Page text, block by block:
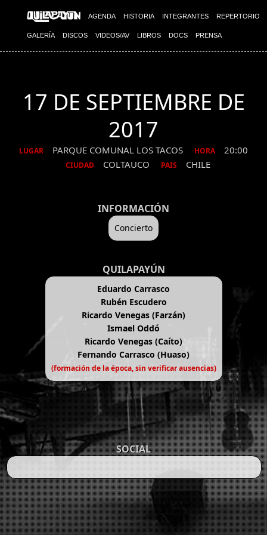
AGENDA HISTORIA INTEGRANTES REPERTORIO
GALERÍA DISCOS VIDEOS/AV LIBROS DOCS PRENSA
17 DE SEPTIEMBRE DE
2017
LUGAR PARQUE COMUNAL LOS TACOS HORA 20:00
CIUDAD COLTAUCO PAIS CHILE
INFORMACIÓN
Concierto
QUILAPAYÚN
Eduardo Carrasco
Rubén Escudero
Ricardo Venegas (Farzán)
Ismael Oddó
Ricardo Venegas (Caíto)
Fernando Carrasco (Huaso)
(formación de la época, sin verificar ausencias)
SOCIAL